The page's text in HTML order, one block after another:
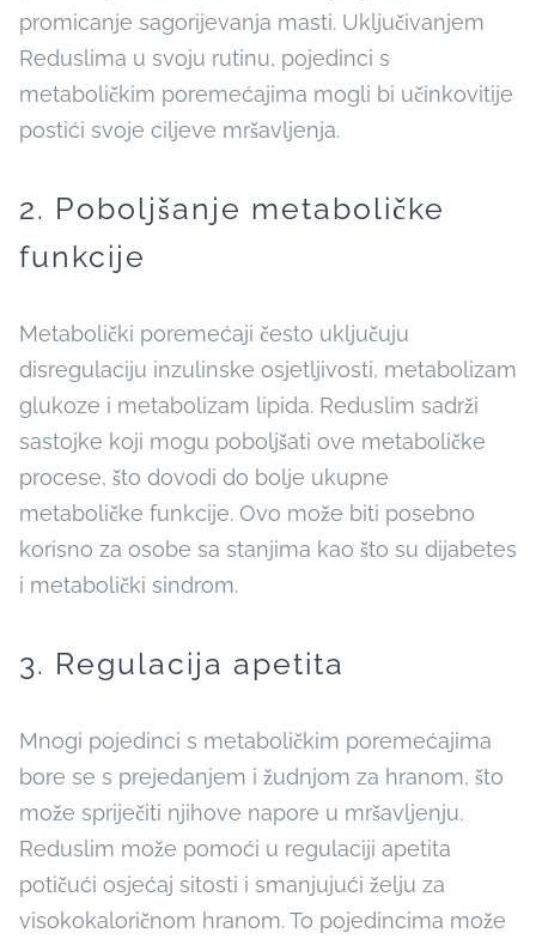
promicanje sagorijevanja masti. Uključivanjem
Reduslima u svoju rutinu, pojedinci s
metaboličkim poremećajima mogli bi učinkovitije
postići svoje ciljeve mršavljenja.
2. Poboljšanje metaboličke
funkcije
Metabolički poremećaji često uključuju
disregulaciju inzulinske osjetljivosti, metabolizam
glukoze i metabolizam lipida. Reduslim sadrži
sastojke koji mogu poboljšati ove metaboličke
procese, što dovodi do bolje ukupne
metaboličke funkcije. Ovo može biti posebno
korisno za osobe sa stanjima kao što su dijabetes
i metabolički sindrom.
3. Regulacija apetita
Mnogi pojedinci s metaboličkim poremećajima
bore se s prejedanjem i žudnjom za hranom, što
može spriječiti njihove napore u mršavljenju.
Reduslim može pomoći u regulaciji apetita
potičući osjećaj sitosti i smanjujući želju za
visokokaloričnom hranom. To pojedincima može